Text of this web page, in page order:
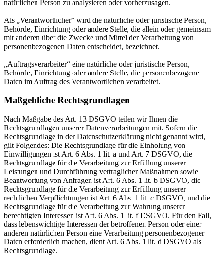
natürlichen Person zu analysieren oder vorherzusagen.
Als „Verantwortlicher“ wird die natürliche oder juristische Person,
Behörde, Einrichtung oder andere Stelle, die allein oder gemeinsam
mit anderen über die Zwecke und Mittel der Verarbeitung von
personenbezogenen Daten entscheidet, bezeichnet.
„Auftragsverarbeiter“ eine natürliche oder juristische Person,
Behörde, Einrichtung oder andere Stelle, die personenbezogene
Daten im Auftrag des Verantwortlichen verarbeitet.
Maßgebliche Rechtsgrundlagen
Nach Maßgabe des Art. 13 DSGVO teilen wir Ihnen die
Rechtsgrundlagen unserer Datenverarbeitungen mit. Sofern die
Rechtsgrundlage in der Datenschutzerklärung nicht genannt wird,
gilt Folgendes: Die Rechtsgrundlage für die Einholung von
Einwilligungen ist Art. 6 Abs. 1 lit. a und Art. 7 DSGVO, die
Rechtsgrundlage für die Verarbeitung zur Erfüllung unserer
Leistungen und Durchführung vertraglicher Maßnahmen sowie
Beantwortung von Anfragen ist Art. 6 Abs. 1 lit. b DSGVO, die
Rechtsgrundlage für die Verarbeitung zur Erfüllung unserer
rechtlichen Verpflichtungen ist Art. 6 Abs. 1 lit. c DSGVO, und die
Rechtsgrundlage für die Verarbeitung zur Wahrung unserer
berechtigten Interessen ist Art. 6 Abs. 1 lit. f DSGVO. Für den Fall,
dass lebenswichtige Interessen der betroffenen Person oder einer
anderen natürlichen Person eine Verarbeitung personenbezogener
Daten erforderlich machen, dient Art. 6 Abs. 1 lit. d DSGVO als
Rechtsgrundlage.